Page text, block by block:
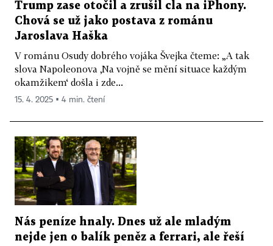
Trump zase otočil a zrušil cla na iPhony.
Chová se už jako postava z románu
Jaroslava Haška
V románu Osudy dobrého vojáka Švejka čteme: „A tak
slova Napoleonova ‚Na vojně se mění situace každým
okamžikem‘ došla i zde...
15. 4. 2025 ▪ 4 min. čtení
Nás peníze hnaly. Dnes už ale mladým
nejde jen o balík peněz a ferrari, ale řeší